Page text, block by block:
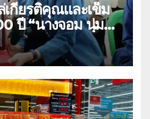
กียรติคุณและเข็ม
นุ่ม
ร่าง อำเภอเมือง